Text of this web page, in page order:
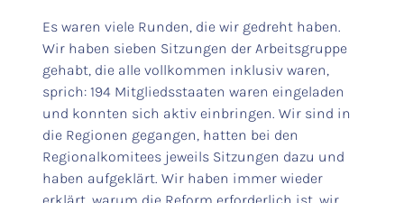
Es waren viele Runden, die wir gedreht haben.
Wir haben sieben Sitzungen der Arbeitsgruppe
gehabt, die alle vollkommen inklusiv waren,
sprich: 194 Mitgliedsstaaten waren eingeladen
und konnten sich aktiv einbringen. Wir sind in
die Regionen gegangen, hatten bei den
Regionalkomitees jeweils Sitzungen dazu und
haben aufgeklärt. Wir haben immer wieder